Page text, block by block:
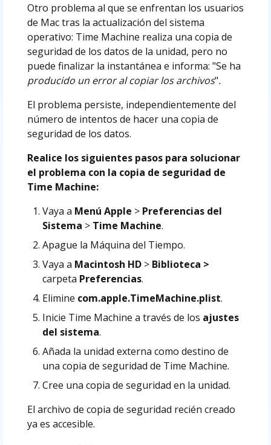
Otro problema al que se enfrentan los usuarios
de Mac tras la actualización del sistema
operativo: Time Machine realiza una copia de
seguridad de los datos de la unidad, pero no
puede finalizar la instantánea e informa: "Se ha
producido un error al copiar los archivos".
El problema persiste, independientemente del
número de intentos de hacer una copia de
seguridad de los datos.
Realice los siguientes pasos para solucionar
el problema con la copia de seguridad de
Time Machine:
Vaya a Menú Apple > Preferencias del
Sistema > Time Machine.
Apague la Máquina del Tiempo.
Vaya a Macintosh HD > Biblioteca >
carpeta Preferencias.
Elimine com.apple.TimeMachine.plist.
Inicie Time Machine a través de los ajustes
del sistema.
Añada la unidad externa como destino de
una copia de seguridad de Time Machine.
Cree una copia de seguridad en la unidad.
El archivo de copia de seguridad recién creado
ya es accesible.